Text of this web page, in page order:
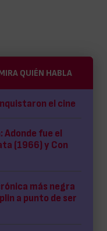
QUIÉN HABLA
el cine
fue el
(1966) y Con
más negra
a punto de ser